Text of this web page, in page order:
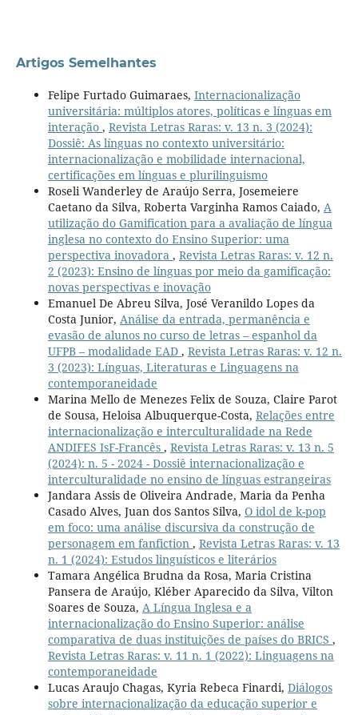
Artigos Semelhantes
Felipe Furtado Guimaraes, Internacionalização
universitária: múltiplos atores, políticas e línguas em
interação , Revista Letras Raras: v. 13 n. 3 (2024):
Dossiê: As línguas no contexto universitário:
internacionalização e mobilidade internacional,
certificações em línguas e plurilinguismo
Roseli Wanderley de Araújo Serra, Josemeiere
Caetano da Silva, Roberta Varginha Ramos Caiado, A
utilização do Gamification para a avaliação de língua
inglesa no contexto do Ensino Superior: uma
perspectiva inovadora , Revista Letras Raras: v. 12 n.
2 (2023): Ensino de línguas por meio da gamificação:
novas perspectivas e inovação
Emanuel De Abreu Silva, José Veranildo Lopes da
Costa Junior, Análise da entrada, permanência e
evasão de alunos no curso de letras – espanhol da
UFPB – modalidade EAD , Revista Letras Raras: v. 12 n.
3 (2023): Línguas, Literaturas e Linguagens na
contemporaneidade
Marina Mello de Menezes Felix de Souza, Claire Parot
de Sousa, Heloisa Albuquerque-Costa, Relações entre
internacionalização e interculturalidade na Rede
ANDIFES IsF-Francês , Revista Letras Raras: v. 13 n. 5
(2024): n. 5 - 2024 - Dossiê internacionalização e
interculturalidade no ensino de línguas estrangeiras
Jandara Assis de Oliveira Andrade, Maria da Penha
Casado Alves, Juan dos Santos Silva, O idol de k-pop
em foco: uma análise discursiva da construção de
personagem em fanfiction , Revista Letras Raras: v. 13
n. 1 (2024): Estudos linguísticos e literários
Tamara Angélica Brudna da Rosa, Maria Cristina
Pansera de Araújo, Kléber Aparecido da Silva, Vilton
Soares de Souza, A Língua Inglesa e a
internacionalização do Ensino Superior: análise
comparativa de duas instituições de países do BRICS ,
Revista Letras Raras: v. 11 n. 1 (2022): Linguagens na
contemporaneidade
Lucas Araujo Chagas, Kyria Rebeca Finardi, Diálogos
sobre internacionalização da educação superior e